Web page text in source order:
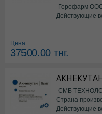
-Герофарм
Действующие
Цена
37500.00тнг.
-СМБ
Страна
Действующие